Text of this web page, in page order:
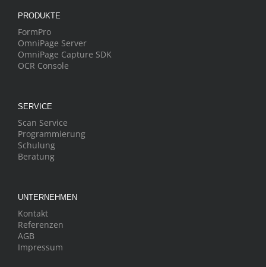
PRODUKTE
FormPro
OmniPage Server
OmniPage Capture SDK
OCR Console
SERVICE
Scan Service
Programmierung
Schulung
Beratung
UNTERNEHMEN
Kontakt
Referenzen
AGB
Impressum